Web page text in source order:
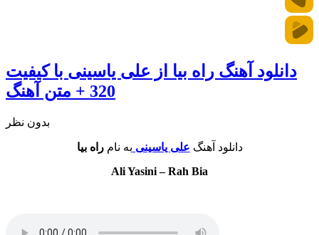
دانلود آهنگ راه بیا از علی یاسینی با کیفیت
320 + متن آهنگ
بدون نظر
دانلود آهنگ علی یاسینی به نامراه بیا
Ali Yasini – Rah Bia